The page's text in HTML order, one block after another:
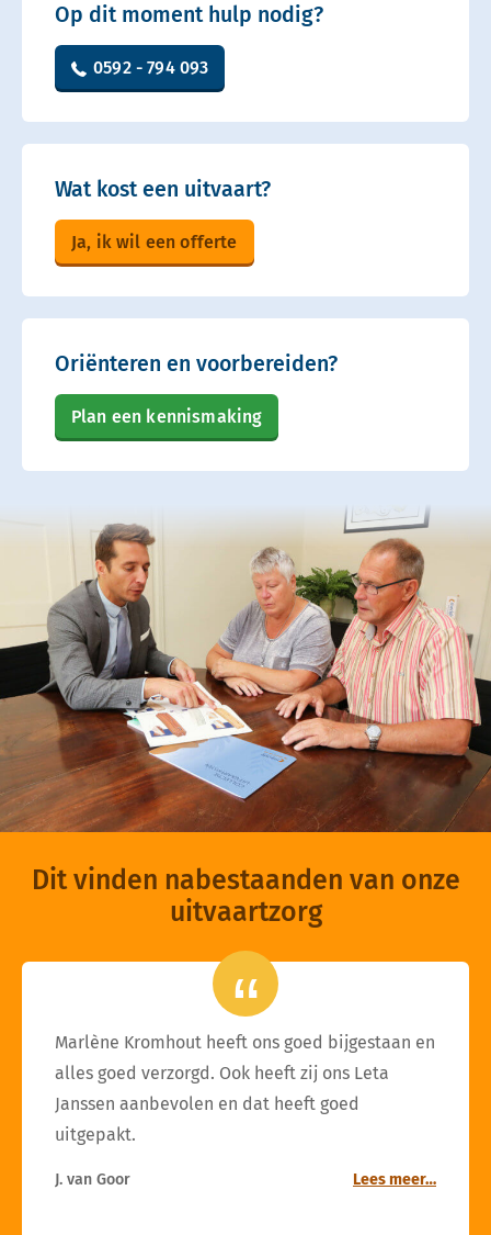
Op dit moment hulp nodig?
0592 - 794 093
Wat kost een uitvaart?
Ja, ik wil een offerte
Oriënteren en voorbereiden?
Plan een kennismaking
Dit vinden nabestaanden van onze
uitvaartzorg
Marlène Kromhout heeft ons goed bijgestaan en
alles goed verzorgd. Ook heeft zij ons Leta
Janssen aanbevolen en dat heeft goed
uitgepakt.
J. van Goor Lees meer…